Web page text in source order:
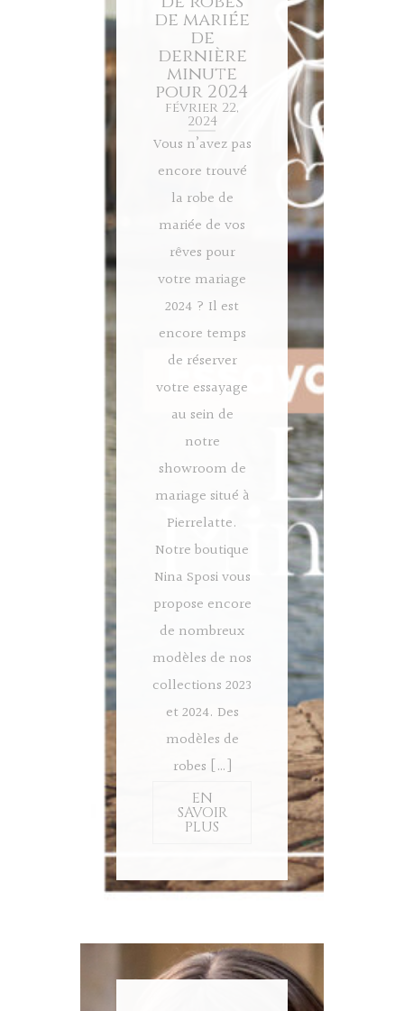
de mariée
de
dernière
minute
pour 2024
février 22,
2024
Vous n’avez pas
encore trouvé
la robe de
mariée de vos
rêves pour
votre mariage
2024 ? Il est
encore temps
de réserver
votre essayage
au sein de
notre
showroom de
mariage situé à
Pierrelatte.
Notre boutique
Nina Sposi vous
propose encore
de nombreux
modèles de nos
collections 2023
et 2024. Des
modèles de
robes […]
EN
SAVOIR
PLUS